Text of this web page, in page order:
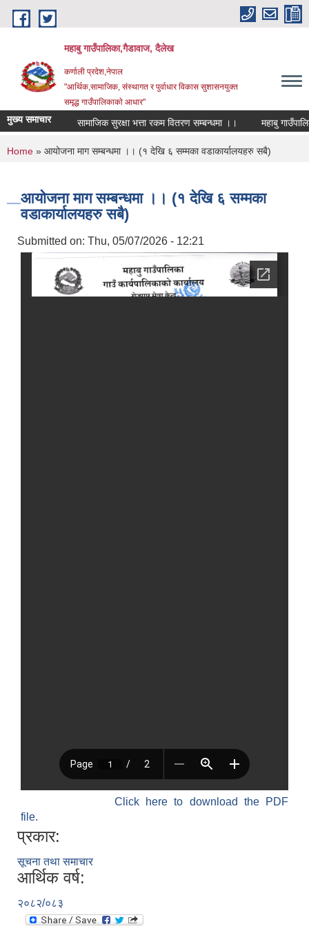
Skip to main content
महाबु गाउँपालिका,गैडावाज, दैलेख
कर्णाली प्रदेश,नेपाल
"आर्थिक,सामाजिक, संस्थागत र पुर्वाधार विकास सुशासनयुक्त
समृद्ध गाउँपालिकाकाे आधार"
मुख्य समाचार सामाजिक सुरक्षा भत्ता रकम वितरण सम्बन्धमा ।।
You are here
Home » आयोजना माग सम्बन्धमा ।। (१ देखि ६ सम्मका वडाकार्यालयहरु सबै)
आयोजना माग सम्बन्धमा ।। (१ देखि ६ सम्मका
वडाकार्यालयहरु सबै)
Submitted on: Thu, 05/07/2026 - 12:21
Click here to download the PDF
file.
प्रकार:
सूचना तथा समाचार
आर्थिक वर्ष:
२०८२/०८३